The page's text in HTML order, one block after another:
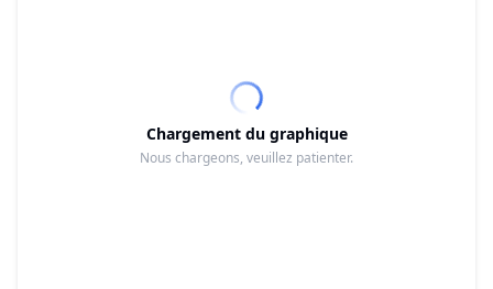
Chargement du graphique
Nous chargeons, veuillez patienter.